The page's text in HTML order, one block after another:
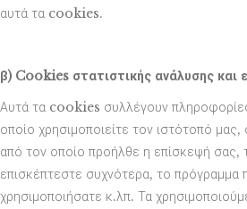
αυτά τα cookies.
β) Cookies στατιστικής ανάλυσης και
Αυτά τα cookies συλλέγουν
οποίο χρησιμοποιείτε τον ιστότοπό
από τον οποίο προήλθε η επίσκεψή σας,
επισκέπτεστε συχνότερα, το πρόγραμμα
χρησιμοποιήσατε κ.λπ. Τα